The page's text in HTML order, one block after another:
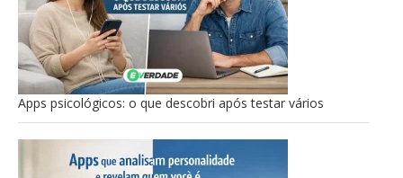
Apps psicológicos: o que descobri após testar vários